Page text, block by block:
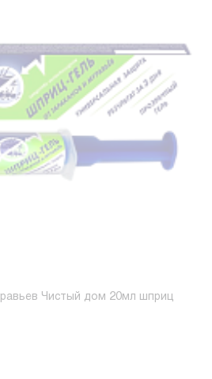
Чистый дом 20мл шприц